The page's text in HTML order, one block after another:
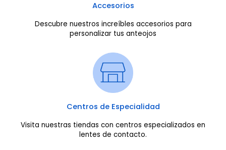
Accesorios
Descubre nuestros increíbles accesorios para
personalizar tus anteojos
Centros de Especialidad
Visita nuestras tiendas con centros especializados en
lentes de contacto.